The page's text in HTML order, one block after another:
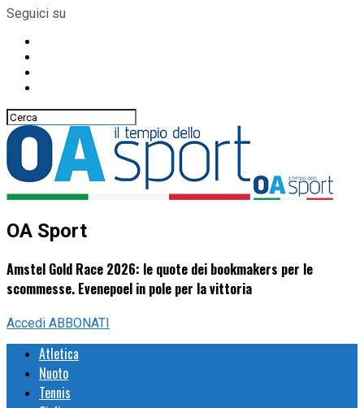
Seguici su
OA Sport
Amstel Gold Race 2026: le quote dei bookmakers per le
scommesse. Evenepoel in pole per la vittoria
Accedi ABBONATI
Atletica
Nuoto
Tennis